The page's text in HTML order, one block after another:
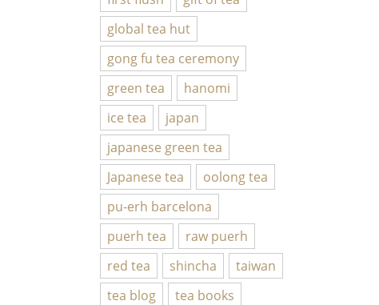
global tea hut
gong fu tea ceremony
green tea
hanomi
ice tea
japan
japanese green tea
Japanese tea
oolong tea
pu-erh barcelona
puerh tea
raw puerh
red tea
shincha
taiwan
tea blog
tea books